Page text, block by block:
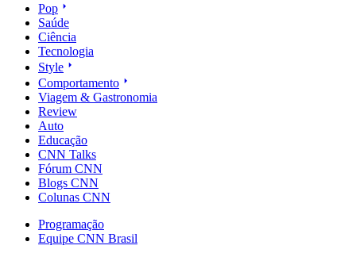
Pop
Saúde
Ciência
Tecnologia
Style
Comportamento
Viagem & Gastronomia
Review
Auto
Educação
CNN Talks
Fórum CNN
Blogs CNN
Colunas CNN
Programação
Equipe CNN Brasil